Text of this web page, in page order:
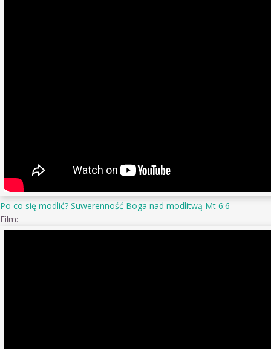
Po co się modlić? Suwerenność Boga nad modlitwą Mt 6:6
Film: